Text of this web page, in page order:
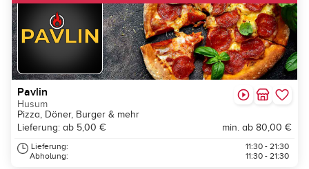
Pavlin
Husum
Pizza, Döner, Burger & mehr
Lieferung: ab 5,00 €
min. ab 80,00 €
Lieferung:
Abholung:
11:30 - 21:30
11:30 - 21:30